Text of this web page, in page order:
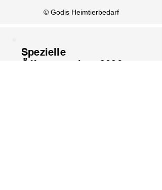
© Godis Heimtierbedarf
Spezielle
Öffnungszeiten 2026